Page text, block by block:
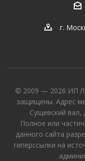
г.
© 2009 — 2026 ИП
защищены. Адрес
Сущевский вал,
Полное или
данного сайта
гиперссылки на